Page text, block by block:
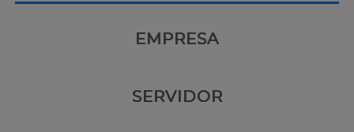
EMPRESA
SERVIDOR